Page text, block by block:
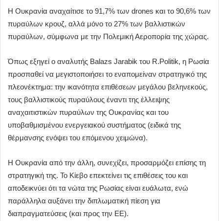
Η Ουκρανία αναχαίτισε το 91,7% των drones και το 90,6% των
πυραύλων κρουζ, αλλά μόνο το 27% των βαλλιστικών
πυραύλων, σύμφωνα με την Πολεμική Αεροπορία της χώρας.
Όπως εξηγεί ο αναλυτής Balazs Jarabik του R.Politik, η Ρωσία
προσπαθεί να μεγιστοποιήσει το εναπομείναν στρατηγικό της
πλεονέκτημα: την ικανότητα επιθέσεων μεγάλου βεληνεκούς,
τους βαλλιστικούς πυραύλους έναντι της έλλειψης
αναχαιτιστικών πυραύλων της Ουκρανίας και του
υποβαθμισμένου ενεργειακού συστήματος (ειδικά της
θέρμανσης ενόψει του επόμενου χειμώνα).
Η Ουκρανία από την άλλη, συνεχίζει, προσαρμόζει επίσης τη
στρατηγική της. Το Κίεβο επεκτείνει τις επιθέσεις του και
αποδεικνύει ότι τα νώτα της Ρωσίας είναι ευάλωτα, ενώ
παράλληλα αυξάνει την διπλωματική πίεση για
διαπραγματεύσεις (και προς την ΕΕ).